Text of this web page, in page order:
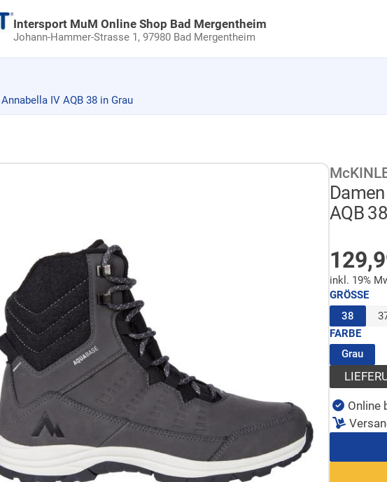
Intersport MuM Online Shop Bad Mergentheim
Johann-Hammer-Strasse 1,97980 Bad Mergentheim
IV AQB 38 in Grau
AQB
inkl. 19%
GRÖSSE
38
FARBE
Grau
Online